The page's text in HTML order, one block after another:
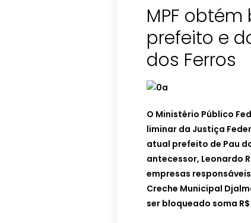
MPF
prefeito e
dos Ferros
O Ministério Público
liminar da Justiça
atual prefeito de Pau
antecessor, Leonardo
empresas
Creche Municipal
ser bloqueado soma R$